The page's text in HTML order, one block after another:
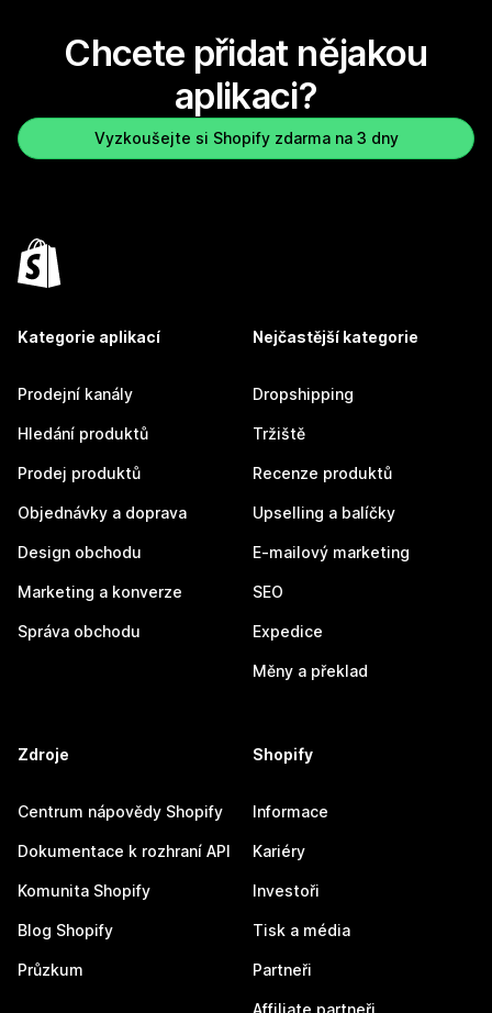
Chcete přidat nějakou
aplikaci?
Vyzkoušejte si Shopify zdarma na 3 dny
Kategorie aplikací
Prodejní kanály
Hledání produktů
Prodej produktů
Objednávky a doprava
Design obchodu
Marketing a konverze
Správa obchodu
Nejčastější kategorie
Dropshipping
Tržiště
Recenze produktů
Upselling a balíčky
E-mailový marketing
SEO
Expedice
Měny a překlad
Zdroje
Centrum nápovědy Shopify
Dokumentace k rozhraní API
Komunita Shopify
Blog Shopify
Průzkum
Shopify
Informace
Kariéry
Investoři
Tisk a média
Partneři